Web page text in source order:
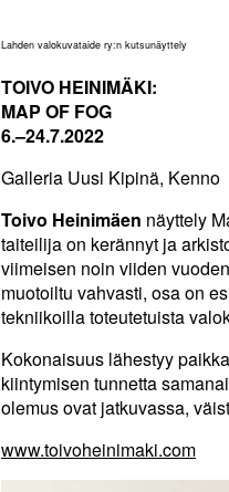
Lahden valokuvataide ry:n kutsunäyttely
TOIVO HEINIMÄKI:
MAP OF FOG
6.–24.7.2022
Galleria Uusi Kipinä, Kenno
Toivo Heinimäen näyttely
taiteilija on kerännyt ja
viimeisen noin viiden
muotoiltu vahvasti, osa on
tekniikoilla toteutetuista
Kokonaisuus lähestyy
kiintymisen tunnetta
olemus ovat jatkuvassa,
www.toivoheinimaki.com